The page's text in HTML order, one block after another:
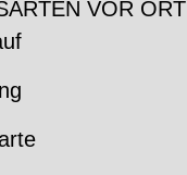
VOR ORT